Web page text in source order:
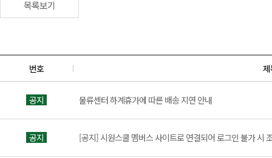
목록보기
번호
공지 물류센터 하계휴가에 따른 배송 지연 안내
공지 [공지] 시원스쿨 멤버스 사이트로 연결되어 로그인 불가 시